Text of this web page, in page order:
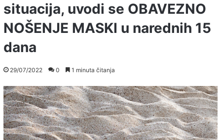
situacija, uvodi se OBAVEZNO
NOŠENJE MASKI u narednih 15
dana
29/07/2022 0 1 minuta čitanja